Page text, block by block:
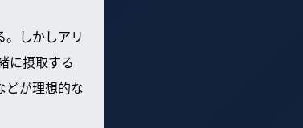
しかしアリ
に摂取する
どが理想的な